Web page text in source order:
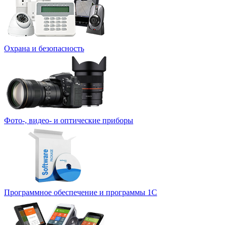
Охрана и безопасность
Фото-, видео- и оптические приборы
Программное обеспечение и программы 1С